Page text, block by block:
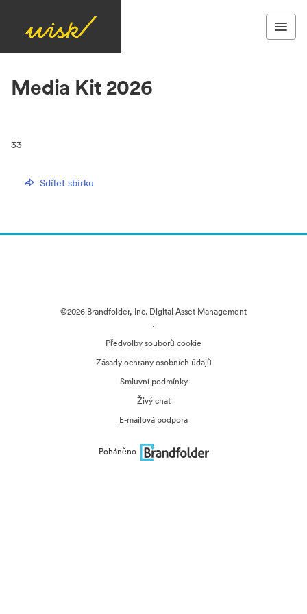
Media Kit 2026
33
Sdílet sbírku
©2026 Brandfolder, Inc. Digital Asset Management
·
Předvolby souborů cookie
Zásady ochrany osobních údajů
Smluvní podmínky
Živý chat
E-mailová podpora
Poháněno